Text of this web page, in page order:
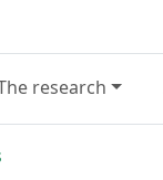
research